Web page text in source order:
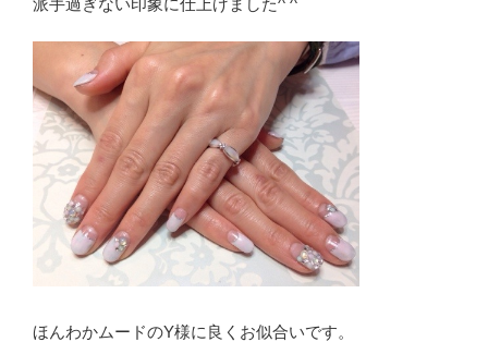
ほんわかムードのY様に良くお似合いです。